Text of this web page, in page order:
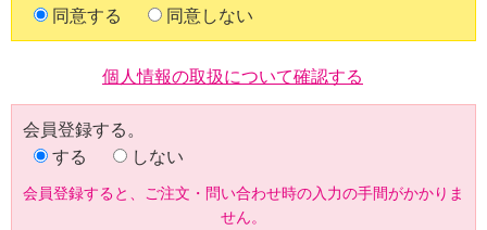
同意する
同意しない
個人情報の取扱について確認する
会員登録する。
する
しない
会員登録すると、ご注文・問い合わせ時の入力の手間がかかりま
せん。